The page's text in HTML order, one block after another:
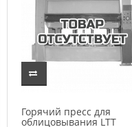
Горячий пресс для
облицовывания LTT